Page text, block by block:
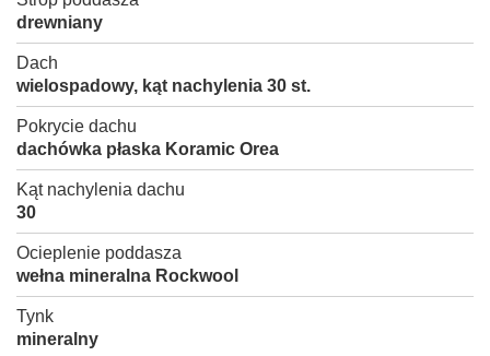
drewniany
Dach
wielospadowy, kąt nachylenia 30 st.
Pokrycie dachu
dachówka płaska Koramic Orea
Kąt nachylenia dachu
30
Ocieplenie poddasza
wełna mineralna Rockwool
Tynk
mineralny